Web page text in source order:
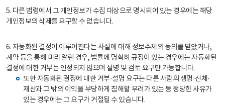
5. 다른 법령에서 그 개인정보가 수집 대상으로 명시되어 있는 경우에는 해당
개인정보의 삭제를 요구할 수 없습니다.
6. 자동화된 결정이 이루어진다는 사실에 대해 정보주체의 동의를 받았거나,
계약 등을 통해 미리 알린 경우, 법률에 명확히 규정이 있는 경우에는 자동화된
결정에 대한 거부는 인정되지 않으며 설명 및 검토 요구만 가능합니다.
또한 자동화된 결정에 대한 거부·설명 요구는 다른 사람의 생명·신체·
재산과 그 밖의 이익을 부당하게 침해할 우려가 있는 등 정당한 사유가
있는 경우에는 그 요구가 거절될 수 있습니다.